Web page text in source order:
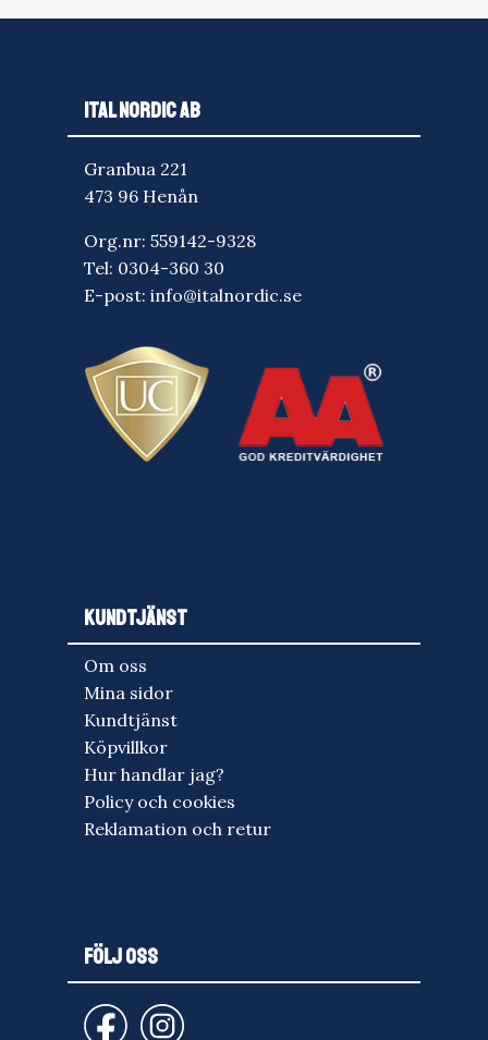
ITAL NORDIC AB
Granbua 221
473 96 Henån
Org.nr: 559142-9328
Tel: 0304-360 30
E-post: info@italnordic.se
KUNDTJÄNST
Om oss
Mina sidor
Kundtjänst
Köpvillkor
Hur handlar jag?
Policy och cookies
Reklamation och retur
FÖLJ OSS